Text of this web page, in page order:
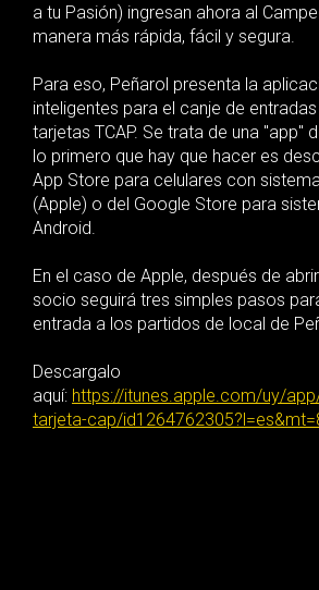
a tu Pasión) ingresan ahora al
manera más rápida, fácil y segura.
Para eso, Peñarol presenta la
inteligentes para el canje de
tarjetas TCAP. Se trata de una "app"
lo primero que hay que hacer es
App Store para celulares con
(Apple) o del Google Store para
Android.
En el caso de Apple, después de
socio seguirá tres simples pasos
entrada a los partidos de local de
Descargalo
aquí: https://itunes.apple.com/uy/
tarjeta-cap/